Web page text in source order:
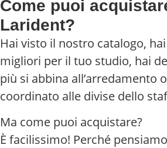
Come puoi
Larident?
Hai visto il nostro catalogo,
migliori per il tuo studio, hai
più si abbina all’arredamento
coordinato alle divise dello
Ma come puoi acquistare?
È facilissimo! Perché